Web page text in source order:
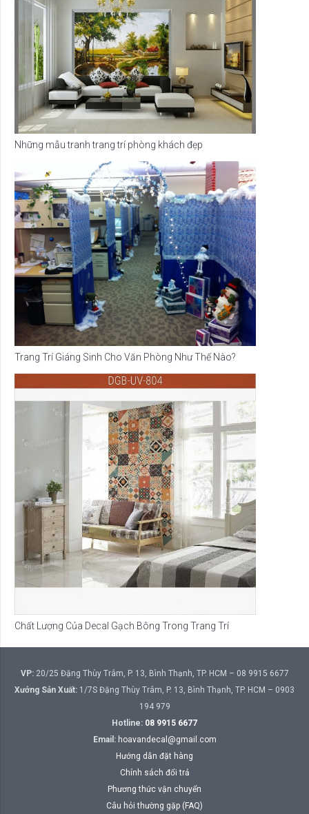
Những mẫu tranh trang trí phòng khách đẹp
Trang Trí Giáng Sinh Cho Văn Phòng Như Thế Nào?
Chất Lượng Của Decal Gạch Bông Trong Trang Trí
VP:20/25 Đặng Thùy Trâm, P. 13, Bình Thạnh, TP. HCM – 08 9915 6677
Xưởng Sản Xuất: 1/7S Đặng Thùy Trâm, P. 13, Bình Thạnh, TP. HCM – 0903
194 979
Hotline: 08 9915 6677
Email: hoavandecal@gmail.com
Hướng dẫn đặt hàng
Chính sách đổi trả
Phương thức vận chuyển
Câu hỏi thường gặp (FAQ)